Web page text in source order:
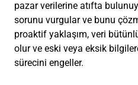
pazar verilerine atıfta
sorunu vurgular ve bunu
proaktif yaklaşım, veri
olur ve eski veya eksik
sürecini engeller.